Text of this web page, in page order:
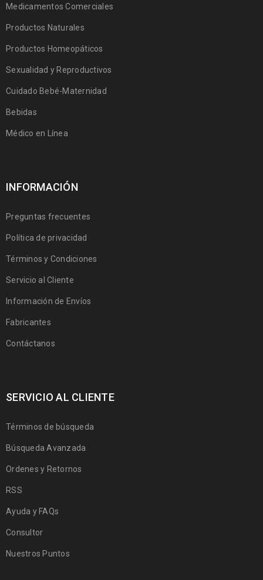
Medicamentos Comerciales
Productos Naturales
Productos Homeopáticos
Sexualidad y Reproductivos
Cuidado Bebé-Maternidad
Bebidas
Médico en Línea
INFORMACIÓN
Preguntas frecuentes
Política de privacidad
Términos y Condiciones
Servicio al Cliente
Información de Envíos
Fabricantes
Contáctanos
SERVICIO AL CLIENTE
Términos de búsqueda
Búsqueda Avanzada
Ordenes y Retornos
RSS
Ayuda y FAQs
Consultor
Nuestros Puntos